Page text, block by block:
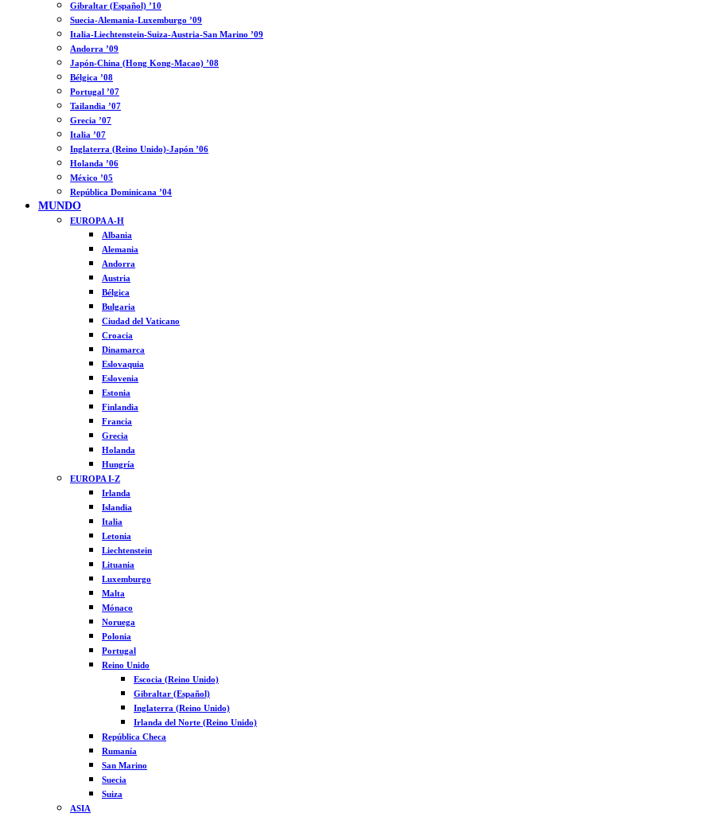
Gibraltar (Español) ’10
Suecia-Alemania-Luxemburgo ’09
Italia-Liechtenstein-Suiza-Austria-San Marino ’09
Andorra ’09
Japón-China (Hong Kong-Macao) ’08
Bélgica ’08
Portugal ’07
Tailandia ’07
Grecia ’07
Italia ’07
Inglaterra (Reino Unido)-Japón ’06
Holanda ’06
México ’05
República Dominicana ’04
MUNDO
EUROPA A-H
Albania
Alemania
Andorra
Austria
Bélgica
Bulgaria
Ciudad del Vaticano
Croacia
Dinamarca
Eslovaquia
Eslovenia
Estonia
Finlandia
Francia
Grecia
Holanda
Hungría
EUROPA I-Z
Irlanda
Islandia
Italia
Letonia
Liechtenstein
Lituania
Luxemburgo
Malta
Mónaco
Noruega
Polonia
Portugal
Reino Unido
Escocia (Reino Unido)
Gibraltar (Español)
Inglaterra (Reino Unido)
Irlanda del Norte (Reino Unido)
República Checa
Rumanía
San Marino
Suecia
Suiza
ASIA